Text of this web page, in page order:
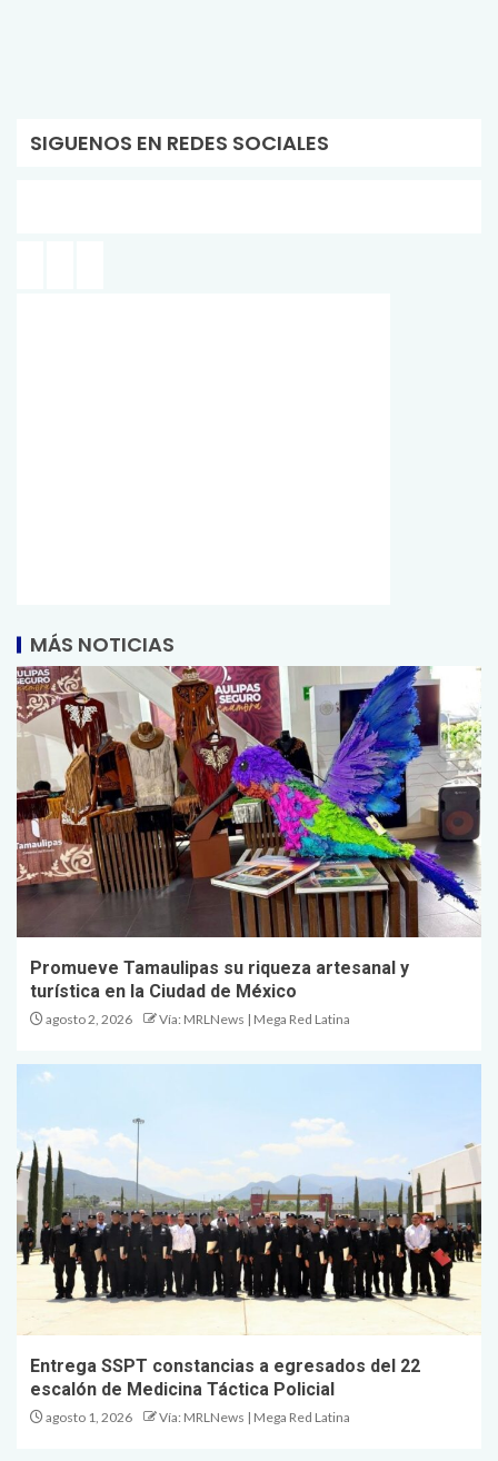
SIGUENOS EN REDES SOCIALES
MÁS NOTICIAS
Promueve Tamaulipas su riqueza artesanal y
turística en la Ciudad de México
agosto 2, 2026 Vía: MRLNews | Mega Red Latina
Entrega SSPT constancias a egresados del 22
escalón de Medicina Táctica Policial
agosto 1, 2026 Vía: MRLNews | Mega Red Latina